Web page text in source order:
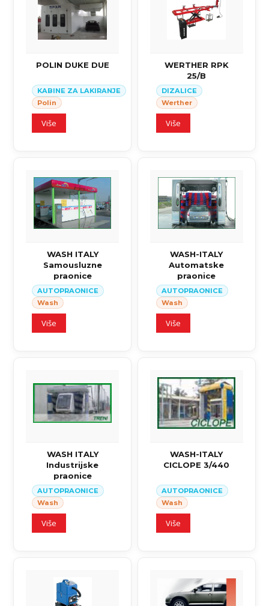
POLIN DUKE DUE
KABINE ZA LAKIRANJE
Polin
Više
WERTHER RPK
25/B
DIZALICE
Werther
Više
WASH ITALY
Samousluzne
praonice
AUTOPRAONICE
Wash
Više
WASH-ITALY
Automatske
praonice
AUTOPRAONICE
Wash
Više
WASH ITALY
Industrijske
praonice
AUTOPRAONICE
Wash
Više
WASH-ITALY
CICLOPE 3/440
AUTOPRAONICE
Wash
Više